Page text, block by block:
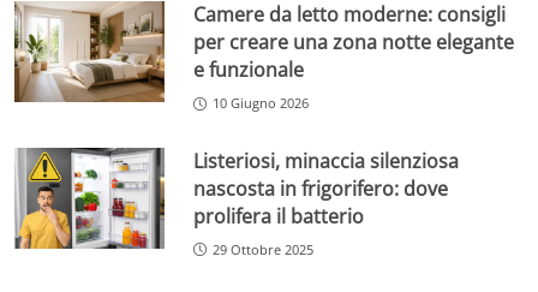
Camere da letto moderne: consigli
per creare una zona notte elegante
e funzionale
10 Giugno 2026
Listeriosi, minaccia silenziosa
nascosta in frigorifero: dove
prolifera il batterio
29 Ottobre 2025